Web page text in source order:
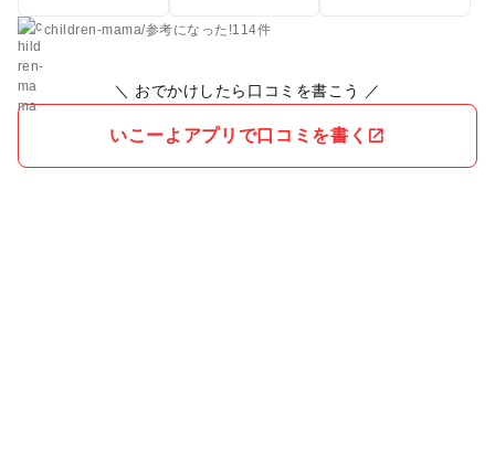
children-mama/参考になった!114件
＼ おでかけしたら口コミを書こう ／
いこーよアプリで口コミを書く